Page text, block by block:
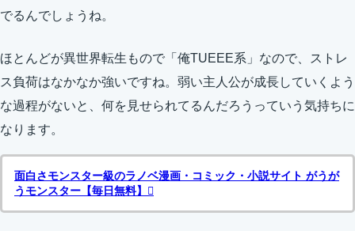
でるんでしょうね。
ほとんどが異世界転生もので「俺TUEEE系」なので、ストレ
ス負荷はなかなか強いですね。弱い主人公が成長していくよう
な過程がないと、何を見せられてるんだろうっていう気持ちに
なります。
面白さモンスター級のラノベ漫画・コミック・小説サイト がうが
うモンスター【毎日無料】